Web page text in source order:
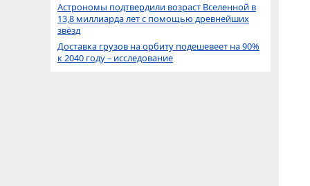
Астрономы подтвердили возраст Вселенной в
13,8 миллиарда лет с помощью древнейших
звёзд
Доставка грузов на орбиту подешевеет на 90%
к 2040 году – исследование